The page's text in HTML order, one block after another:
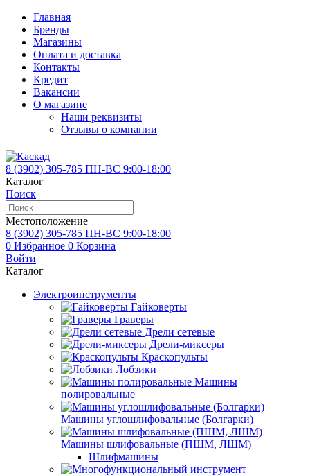
Главная
Бренды
Магазины
Оплата и доставка
Контакты
Кредит
Вакансии
О магазине
Наши реквизиты
Отзывы о компании
8 (3902) 305-785 ПН-ВС 9:00-18:00
Каталог
Поиск
Местоположение
8 (3902) 305-785 ПН-ВС 9:00-18:00
0 Избранное 0 Корзина
Войти
Каталог
Электроинструменты
Гайковерты
Граверы
Дрели сетевые
Дрели-миксеры
Краскопульты
Лобзики
Машины
полировальные
Машины углошлифовальные (Болгарки)
Машины шлифовальные (ПШМ, ЛШМ)
Шлифмашины